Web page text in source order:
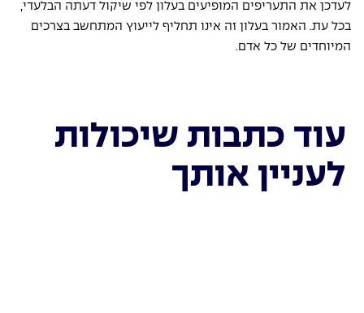
לעדכן את התעריפים המופיעים בעלון לפי שיקול דעתה הבלעדי,
בכל עת. האמור בעלון זה אינו תחליף לייעוץ המתחשב בצרכים
המיוחדים של כל אדם.
עוד כתבות שיכולות
לעניין אותך